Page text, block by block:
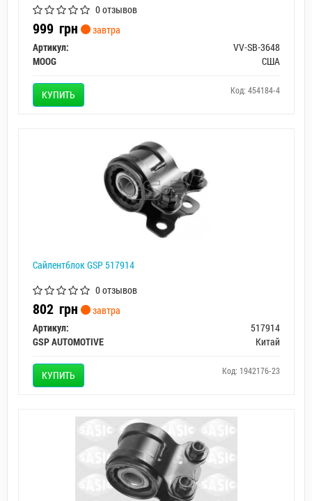
0 отзывов
999 грн
завтра
Артикул:
VV-SB-3648
MOOG
США
КУПИТЬ Код: 454184-4
Сайлентблок GSP 517914
0 отзывов
802 грн
завтра
Артикул:
517914
GSP AUTOMOTIVE
Китай
КУПИТЬ Код: 1942176-23